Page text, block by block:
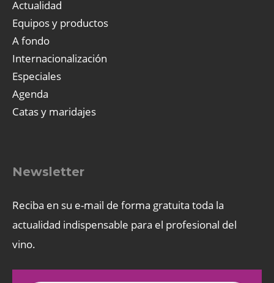
Actualidad
Equipos y productos
A fondo
Internacionalización
Especiales
Agenda
Catas y maridajes
Newsletter
Reciba en su e-mail de forma gratuita toda la
actualidad indispensable para el profesional del
vino.